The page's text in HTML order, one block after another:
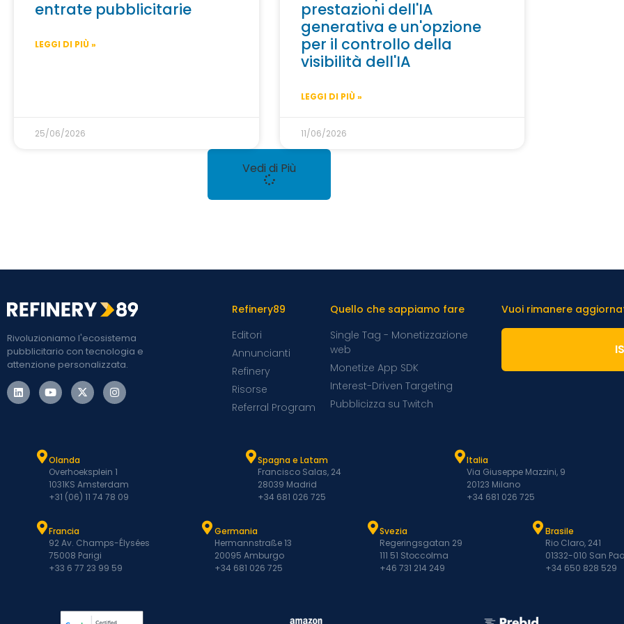
entrate pubblicitarie
LEGGI DI PIÙ »
25/06/2026
prestazioni dell'IA
generativa e un'opzione
per il controllo della
visibilità dell'IA
LEGGI DI PIÙ »
11/06/2026
Vedi di Più
Rivoluzioniamo l'ecosistema
pubblicitario con tecnologia e
attenzione personalizzata.
Refinery89
Editori
Annuncianti
Refinery
Risorse
Referral Program
Quello che sappiamo fare
Single Tag - Monetizzazione
web
Monetize App SDK
Interest-Driven Targeting
Pubblicizza su Twitch
Vuoi rimanere
Olanda
Overhoeksplein 1
1031KS Amsterdam
+31 (06) 11 74 78 09
Spagna e Latam
Francisco Salas, 24
28039 Madrid
+34 681 026 725
Italia
Via Giuseppe Mazzini, 9
20123 Milano
+34 681 026 725
Francia
92 Av. Champs-Élysées
75008 Parigi
+33 6 77 23 99 59
Germania
Hermannstraße 13
20095 Amburgo
+34 681 026 725
Svezia
Regeringsgatan 29
111 51 Stoccolma
+46 731 214 249
Brasile
Rio Claro, 241
01332-010 San
+34 650 828 529